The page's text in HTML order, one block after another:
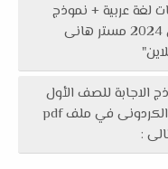
لغة عربية + نموذج
الاجابة للصف الأول الثانوى الترم الاول 2024 مستر هانى
الاجابة للصف الأول
الثانوى الترم الاول 2024 مستر هانى الكردونى في ملف pdf
: